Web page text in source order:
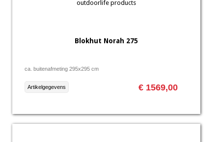
Blokhut Norah 275
ca. buitenafmeting 295x295 cm
€ 1569,00
Artikelgegevens